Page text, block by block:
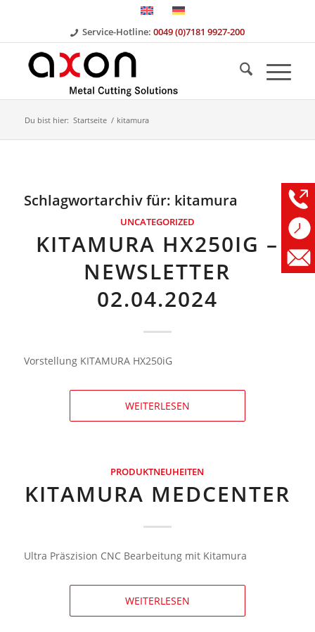
Service-Hotline:0049 (0)7181 9927-200
Du bist hier: Startseite / kitamura
Schlagwortarchiv für: kitamura
UNCATEGORIZED
KITAMURA HX250IG –
NEWSLETTER
02.04.2024
Vorstellung KITAMURA HX250iG
WEITERLESEN
PRODUKTNEUHEITEN
KITAMURA MEDCENTER
Ultra Präszision CNC Bearbeitung mit Kitamura
WEITERLESEN